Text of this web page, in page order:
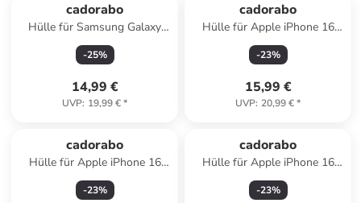
cadorabo
Hülle für Samsung Galaxy
S25 Ultra Blumen Design in
Floral Dunkel Lila
-25%
14,99 €
UVP: 19,99 €*
cadorabo
Hülle für Apple iPhone 16
Blumen Design in Floral
Dunkel Lila
-23%
15,99 €
UVP: 20,99 €*
cadorabo
Hülle für Apple iPhone 16
PRO MAX Blumen Design in
Floral Dunkel Lila
-23%
cadorabo
Hülle für Apple iPhone 16
PRO MAX Blumen Design in
Floral Blau
-23%